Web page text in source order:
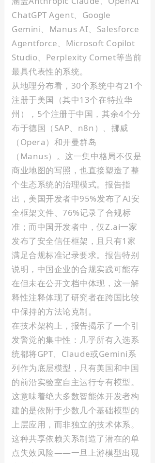
ChatGPT Agent、Google
Gemini、Manus AI、Salesforce
Agentforce、Microsoft Copilot
Studio、Perplexity Comet等当前
最具代表性的系统。
从地理分布看，30个系统中有21个
注册于美国（其中13个在特拉华
州），5个注册于中国，其余4个分
布于德国（SAP、n8n）、挪威
（Opera）和开曼群岛
（Manus）。这一集中格局不仅是
商业地图的写照，也直接塑造了整
个生态系统的治理模式。报告指
出，美国开发者中95%发布了AI安
全框架文件、76%记录了合规标
准；而中国开发者中，仅Z.ai一家
发布了安全信任框架，且只有1家
满足合规标准记录要求。报告特别
说明，中国企业的合规实践可能存
在但未在公开文档中体现，这一解
释性注释体现了研究者在跨国比较
中保持的方法论克制。
在技术架构上，报告揭示了一个引
发警觉的集中性：几乎所有入选系
统都将GPT、Claude或Gemini系
列作为底层模型，只有美国和中国
的前沿实验室自主运行专有模型。
这意味着绝大多数智能体开发者构
建的是依附于少数几个基础模型的
上层应用，而非独立的技术体系。
这种共享依赖关系制造了潜在的单
点失效风险——一旦上游模型出现